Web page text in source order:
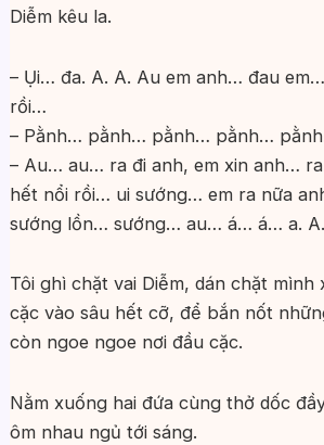
Diễm kêu la.
– Ụi… đa. A. A. Au em anh… đau
rồi…
– Pằnh… pằnh… pằnh… pằnh…
– Au… au… ra đi anh, em xin anh…
hết nổi rồi… ui sướng… em ra nữa
sướng lồn… sướng… au… á… á… a.
Tôi ghì chặt vai Diễm, dán chặt
cặc vào sâu hết cỡ, để bắn nốt
còn ngoe ngoe nơi đầu cặc.
Nằm xuống hai đứa cùng thở dốc
ôm nhau ngủ tới sáng.